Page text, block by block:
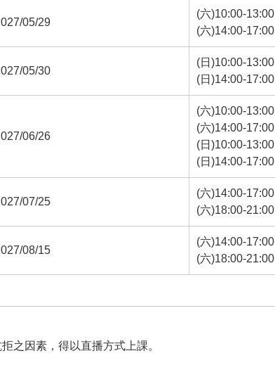
05/29
(六)10:00-13:00
(六)14:00-17:00
05/30
(日)10:00-13:00
(日)14:00-17:00
06/26
(六)10:00-13:00
(六)14:00-17:00
(日)10:00-13:00
(日)14:00-17:00
07/25
(六)14:00-17:00
(六)18:00-21:00
08/15
(六)14:00-17:00
(六)18:00-21:00
之因素，得以直播方式上課。